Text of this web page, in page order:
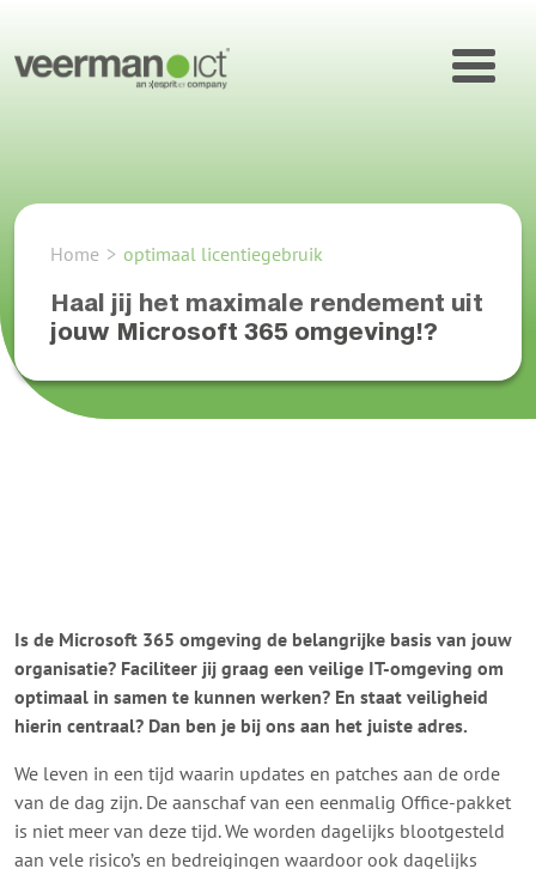
Home > optimaal licentiegebruik
Haal jij het maximale rendement uit
jouw Microsoft 365 omgeving!?
Is de Microsoft 365 omgeving de belangrijke basis van jouw
organisatie? Faciliteer jij graag een veilige IT-omgeving om
optimaal in samen te kunnen werken? En staat veiligheid
hierin centraal? Dan ben je bij ons aan het juiste adres.
We leven in een tijd waarin updates en patches aan de orde
van de dag zijn. De aanschaf van een eenmalig Office-pakket
is niet meer van deze tijd. We worden dagelijks blootgesteld
aan vele risico’s en bedreigingen waardoor ook dagelijks